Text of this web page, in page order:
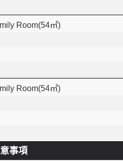
Room(54㎡)
Room(54㎡)
事項